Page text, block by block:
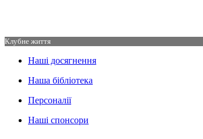
Клубне життя
Наші досягнення
Наша бібліотека
Персоналії
Наші спонсори